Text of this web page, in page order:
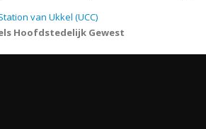
van Ukkel (UCC)
Hoofdstedelijk Gewest